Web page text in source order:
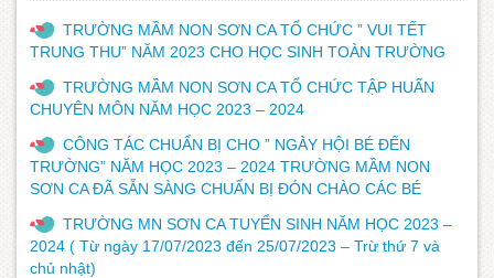
TRƯỜNG MẦM NON SƠN CA TỔ CHỨC ” VUI TẾT
TRUNG THU” NĂM 2023 CHO HỌC SINH TOÀN TRƯỜNG
TRƯỜNG MẦM NON SƠN CA TỔ CHỨC TẬP HUẤN
CHUYÊN MÔN NĂM HỌC 2023 – 2024
CÔNG TÁC CHUẨN BỊ CHO ” NGÀY HỘI BÉ ĐẾN
TRƯỜNG” NĂM HỌC 2023 – 2024 TRƯỜNG MẦM NON
SƠN CA ĐÃ SẴN SÀNG CHUẨN BỊ ĐÓN CHÀO CÁC BÉ
TRƯỜNG MN SƠN CA TUYỂN SINH NĂM HỌC 2023 –
2024 ( Từ ngày 17/07/2023 đến 25/07/2023 – Trừ thứ 7 và
chủ nhật)